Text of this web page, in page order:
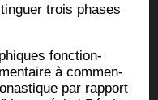
trois phases
fonc­tion­
à com­men­
par rap­port